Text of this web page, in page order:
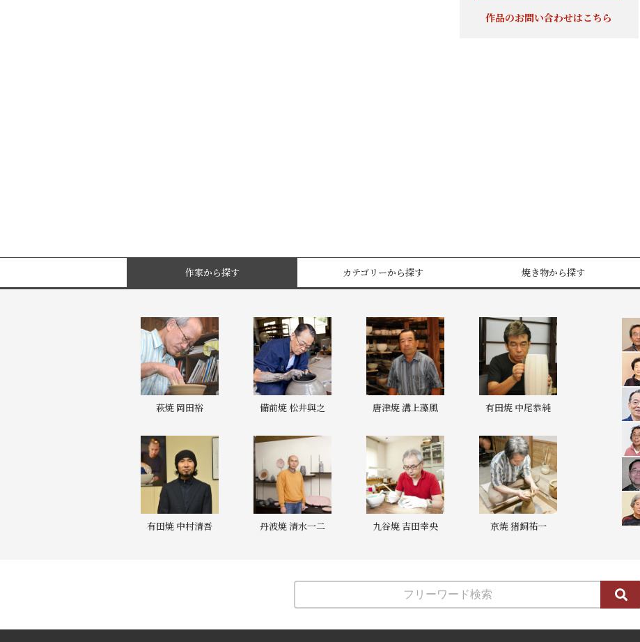
作品のお問い合わせはこちら
作家から探す カテゴリーから探す 焼き物から探す
萩焼 岡田裕 備前焼 松井與之 唐津焼 溝上藻風 有田焼 中尾恭純
有田焼 中村清吾 丹波焼 清水一二 九谷焼 吉田幸央 京焼 猪飼祐一